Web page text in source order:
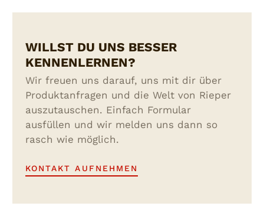
WILLST DU UNS BESSER
KENNENLERNEN?
Wir freuen uns darauf, uns mit dir über
Produktanfragen und die Welt von Rieper
auszutauschen. Einfach Formular
ausfüllen und wir melden uns dann so
rasch wie möglich.
KONTAKT AUFNEHMEN